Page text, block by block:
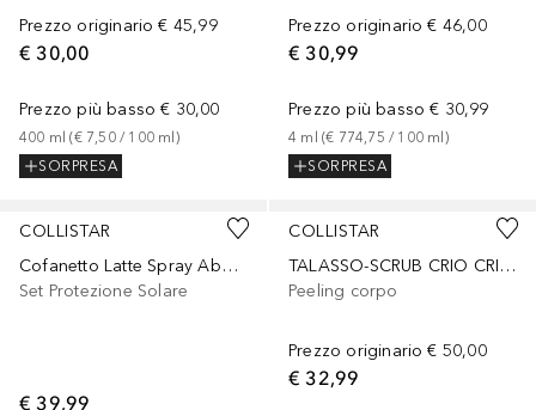
Prezzo originario € 45,99
€ 30,00
Prezzo più basso € 30,00
400 ml (€ 7,50 / 100 ml)
SORPRESA
Prezzo originario € 46,00
€ 30,99
Prezzo più basso € 30,99
4 ml (€ 774,75 / 100 ml)
SORPRESA
COLLISTAR
Cofanetto Latte Spray Abbronzante Idratante SPF30
Set Protezione Solare
€ 39,99
COLLISTAR
TALASSO-SCRUB CRIO CRIOATTIVO
Peeling corpo
Prezzo originario € 50,00
€ 32,99